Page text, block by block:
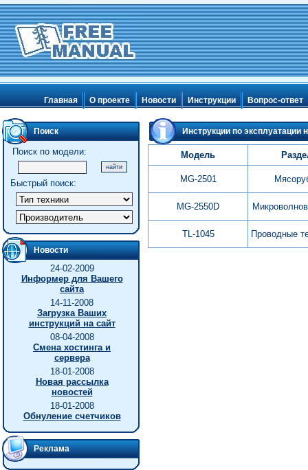
Главная О проекте Новости Инструкции Вопрос-ответ
Поиск
Поиск по модели:
Быстрый поиск:
Новости
24-02-2009
Информер для Вашего
сайта
14-11-2008
Загрузка Ваших
инструкций на сайт
08-04-2008
Смена хостинга и
сервера
18-01-2008
Новая рассылка
новостей
18-01-2008
Обнуление счетчиков
Реклама
Инструкции по эксплуатации
Модель
MG-2501
MG-2550D
TL-1045 Проводные